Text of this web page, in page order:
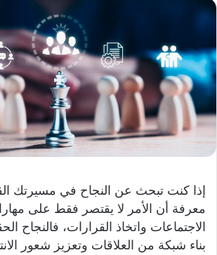
إذا كنت تبحث عن النجاح في مسيرتك
معرفة أن الأمر لا يقتصر فقط على
الاجتماعات واتخاذ القرارات، فالنجاح
بناء شبكة من العلاقات وتعزيز شعور